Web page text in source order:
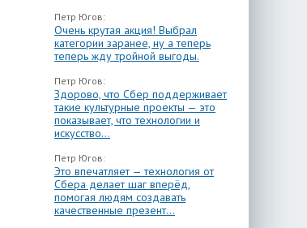
Петр Югов:
Очень крутая акция! Выбрал
категории заранее, ну а теперь
теперь жду тройной выгоды.
Петр Югов:
Здорово, что Сбер поддерживает
такие культурные проекты — это
показывает, что технологии и
искусство...
Петр Югов:
Это впечатляет — технология от
Сбера делает шаг вперёд,
помогая людям создавать
качественные презент...